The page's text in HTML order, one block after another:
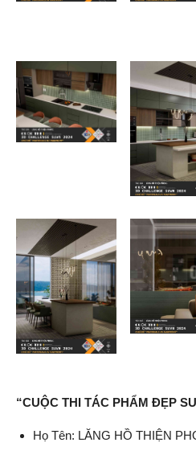
“CUỘC THI TÁC PHẨM ĐẸP
Họ Tên: LĂNG HỒ THIỆN